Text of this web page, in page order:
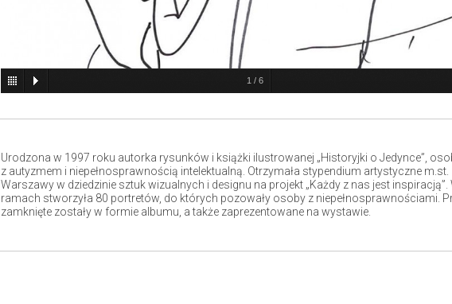
1 / 6
Urodzona w 1997 roku autorka rysunków i książki ilustrowanej „Historyjki o Jedynce”,
z autyzmem i niepełnosprawnością intelektualną. Otrzymała stypendium artystyczne m.st.
Warszawy w dziedzinie sztuk wizualnych i designu na projekt „Każdy z nas jest inspiracją”.
ramach stworzyła 80 portretów, do których pozowały osoby z niepełnosprawnościami.
zamknięte zostały w formie albumu, a także zaprezentowane na wystawie.